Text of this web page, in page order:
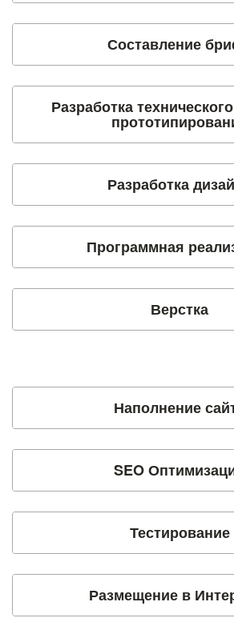
Составление
Разработка
Разработка
Программная
Верстка
Наполнение
SEO
Тестирование
Размещение в